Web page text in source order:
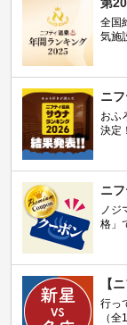
全国
気施
ニ
おふ
決定！
ニ
ノ
格」
【
行っ
（